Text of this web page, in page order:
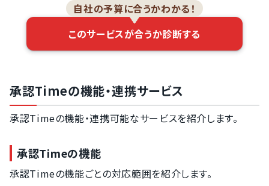
自社の予算に合うかわかる！
このサービスが合うか診断する
承認Timeの機能・連携サービス
承認Timeの機能・連携可能なサービスを紹介します。
承認Timeの機能
承認Timeの機能ごとの対応範囲を紹介します。